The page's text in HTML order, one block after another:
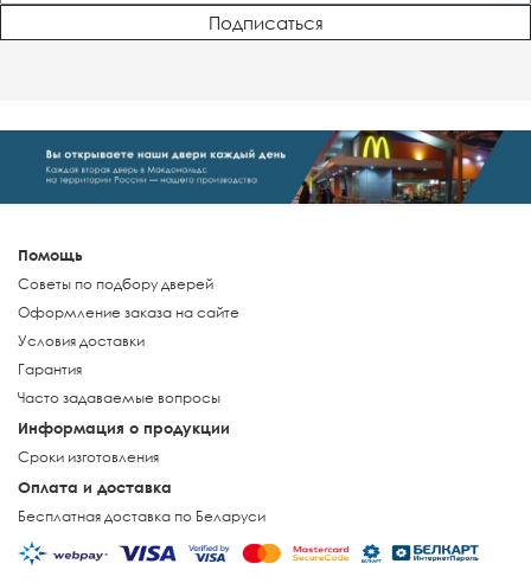
Помощь
Советы по подбору дверей
Оформление заказа на сайте
Условия доставки
Гарантия
Часто задаваемые вопросы
Информация о продукции
Сроки изготовления
Оплата и доставка
Бесплатная доставка по Беларуси